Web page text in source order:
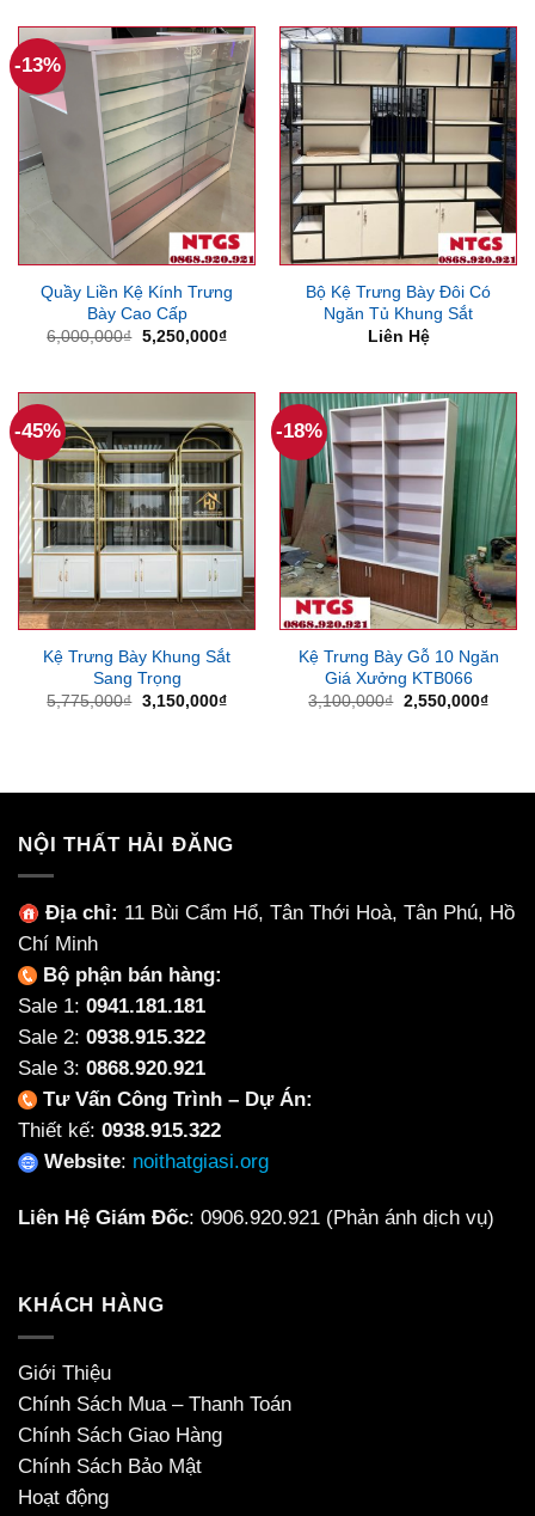
-13%
Quầy Liền Kệ Kính Trưng
Bày Cao Cấp
6,000,000₫ Giá
5,250,000₫Giá
5,250,000₫.
Bộ Kệ Trưng Bày Đôi Có
Ngăn Tủ Khung Sắt
Liên Hệ
-45%
Kệ Trưng Bày Khung Sắt
Sang Trọng
5,775,000₫ Giá
3,150,000₫Giá
-18%
Kệ Trưng Bày Gỗ 10 Ngăn
Giá Xưởng KTB066
3,100,000₫ Giá
2,550,000₫Giá
NỘI THẤT HẢI ĐĂNG
Địa chỉ: 11 Bùi Cẩm Hổ, Tân Thới Hoà, Tân Phú, Hồ
Chí Minh
Bộ phận bán hàng:
Sale 1: 0941.181.181
Sale 2: 0938.915.322
Sale 3: 0868.920.921
Tư Vấn Công Trình – Dự Án:
Thiết kế: 0938.915.322
Website: noithatgiasi.org
Liên Hệ Giám Đốc: 0906.920.921 (Phản ánh dịch vụ)
KHÁCH HÀNG
Giới Thiệu
Chính Sách Mua – Thanh Toán
Chính Sách Giao Hàng
Chính Sách Bảo Mật
Hoạt động